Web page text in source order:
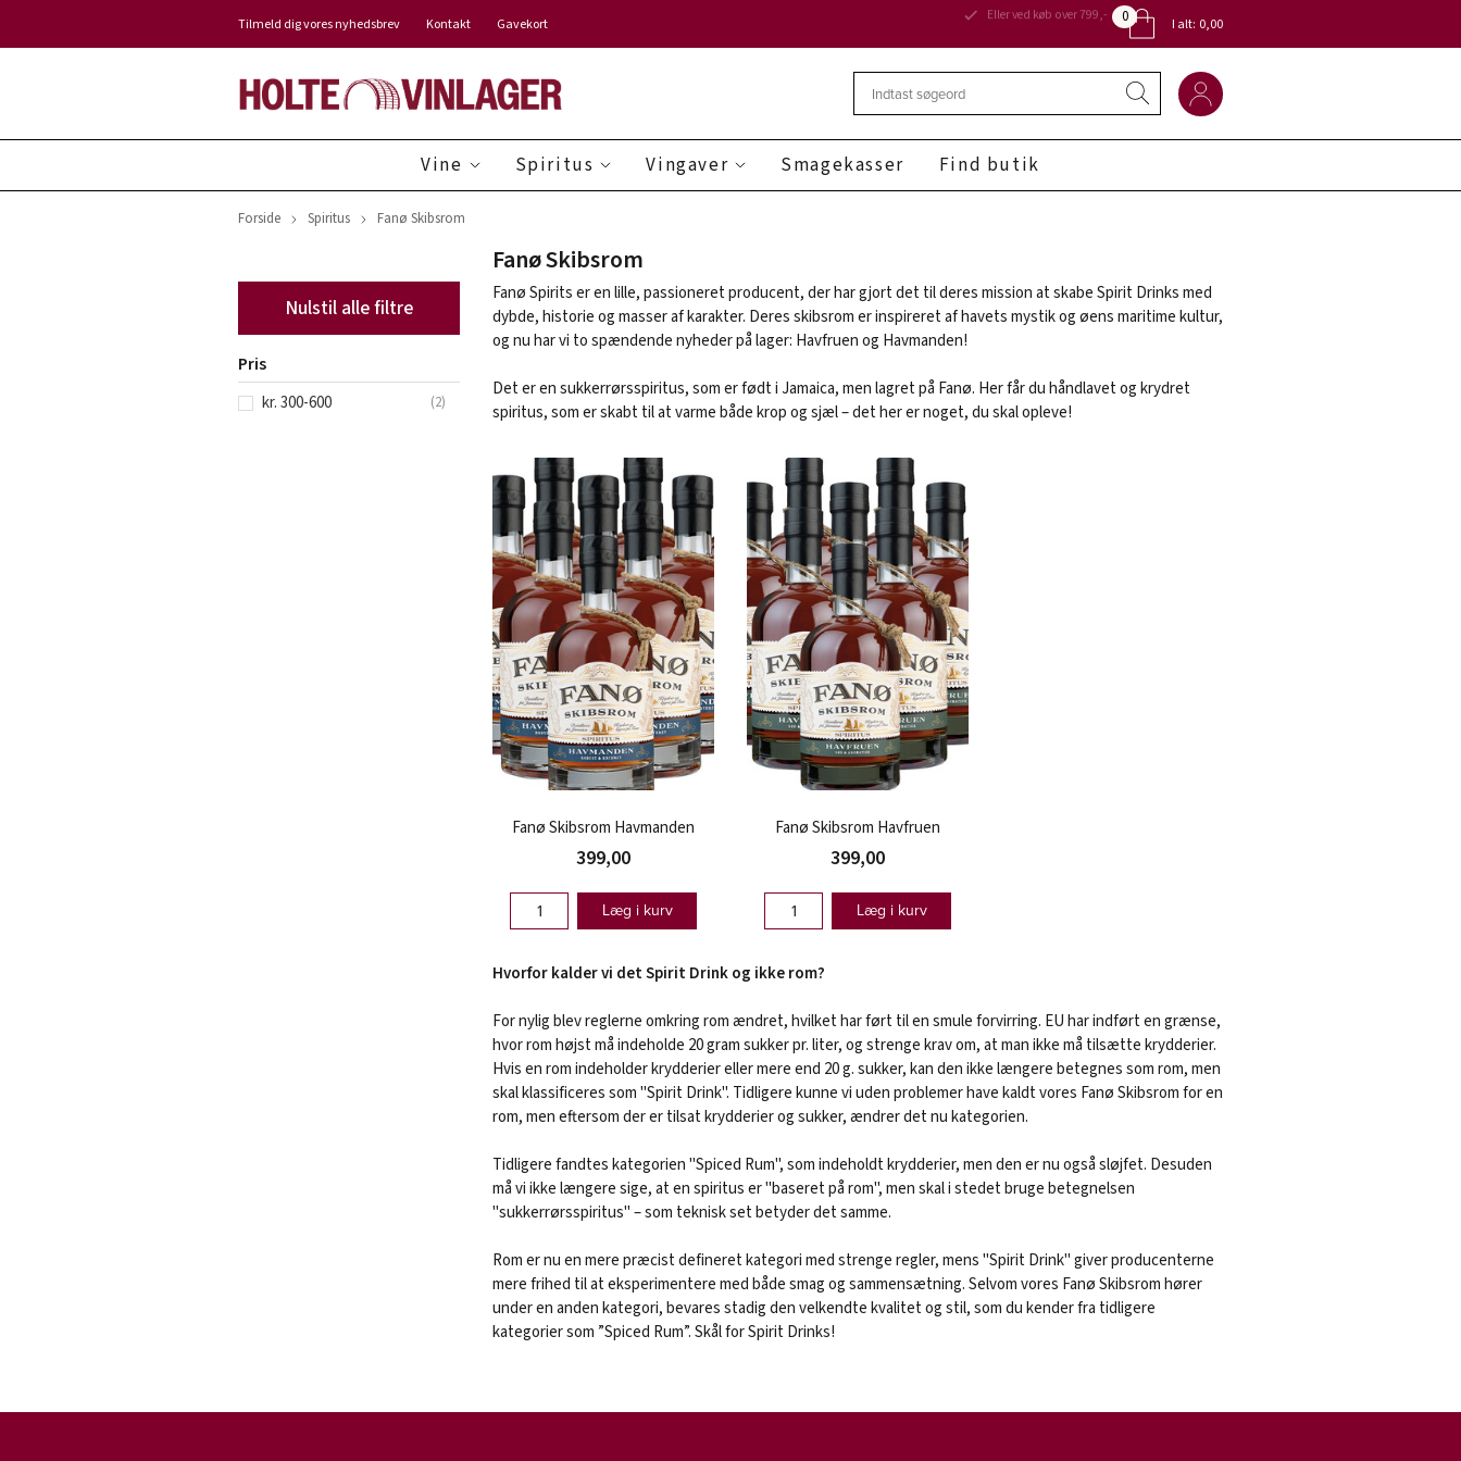
Tilmeld dig vores nyhedsbrev Kontakt Gavekort Eller ved køb over 799,- 0 I alt: 0,00
Vine Spiritus Vingaver Smagekasser Find butik
Forside Spiritus Fanø Skibsrom
Nulstil alle filtre
Pris
kr. 300-600 (2)
Fanø Skibsrom
Fanø Spirits er en lille, passioneret producent, der har gjort det til deres mission at skabe Spirit Drinks med
dybde, historie og masser af karakter. Deres skibsrom er inspireret af havets mystik og øens maritime kultur,
og nu har vi to spændende nyheder på lager: Havfruen og Havmanden!
Det er en sukkerrørsspiritus, som er født i Jamaica, men lagret på Fanø. Her får du håndlavet og krydret
spiritus, som er skabt til at varme både krop og sjæl – det her er noget, du skal opleve!
Fanø Skibsrom Havmanden
399,00
Læg i kurv
Fanø Skibsrom Havfruen
399,00
Læg i kurv
Hvorfor kalder vi det Spirit Drink og ikke rom?
For nylig blev reglerne omkring rom ændret, hvilket har ført til en smule forvirring. EU har indført en grænse,
hvor rom højst må indeholde 20 gram sukker pr. liter, og strenge krav om, at man ikke må tilsætte krydderier.
Hvis en rom indeholder krydderier eller mere end 20 g. sukker, kan den ikke længere betegnes som rom, men
skal klassificeres som "Spirit Drink". Tidligere kunne vi uden problemer have kaldt vores Fanø Skibsrom for en
rom, men eftersom der er tilsat krydderier og sukker, ændrer det nu kategorien.
Tidligere fandtes kategorien "Spiced Rum", som indeholdt krydderier, men den er nu også sløjfet. Desuden
må vi ikke længere sige, at en spiritus er "baseret på rom", men skal i stedet bruge betegnelsen
"sukkerrørsspiritus" – som teknisk set betyder det samme.
Rom er nu en mere præcist defineret kategori med strenge regler, mens "Spirit Drink" giver producenterne
mere frihed til at eksperimentere med både smag og sammensætning. Selvom vores Fanø Skibsrom hører
under en anden kategori, bevares stadig den velkendte kvalitet og stil, som du kender fra tidligere
kategorier som ”Spiced Rum”. Skål for Spirit Drinks!